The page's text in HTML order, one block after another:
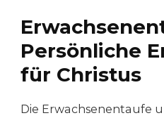
Persönliche
für Christus
Die Erwachsenentaufe